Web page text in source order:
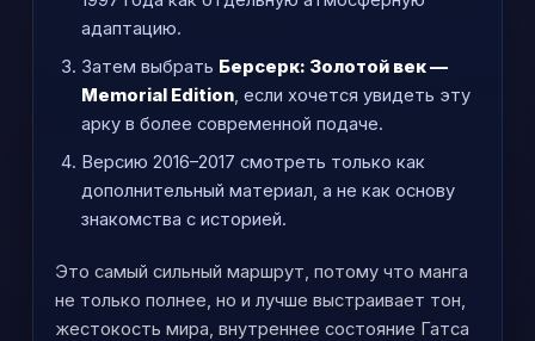
адаптацию.
Затем выбрать Берсерк: Золотой век —
Memorial Edition, если хочется увидеть эту
арку в более современной подаче.
Версию 2016–2017 смотреть только как
дополнительный материал, а не как основу
знакомства с историей.
Это самый сильный маршрут, потому что манга
не только полнее, но и лучше выстраивает тон,
жестокость мира, внутреннее состояние Гатса